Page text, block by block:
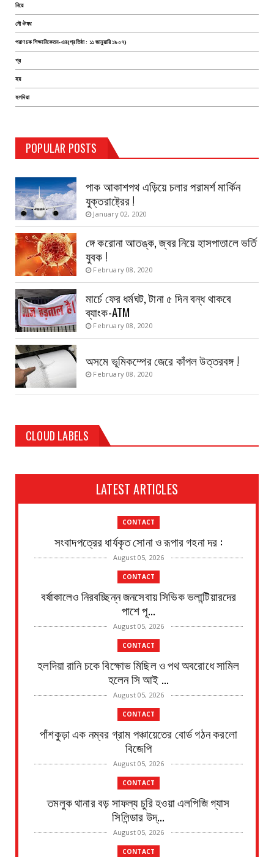
নিয়ে
নৌ ঔষধ
পরাণচক শিক্ষানিকেতন-এর(প্রতিষ্ঠা : ১১ জানুয়ারি ১৯০৭)
প্র
হয়
হলদিয়া
POPULAR POSTS
TEST PAGE
Haldia Bandar August 14, 2019
পাক আকাশপথ এড়িয়ে চলার পরামর্শ মার্কিন
যুক্তরাষ্ট্রের !
January 02, 2020
ঙ্গে করোনা আতঙ্ক, জ্বর নিয়ে হাসপাতালে ভর্তি
যুবক !
February 08, 2020
মার্চে ফের ধর্মঘট, টানা ৫ দিন বন্ধ থাকবে
ব্যাংক-ATM
February 08, 2020
অসমে ভূমিকম্পের জেরে কাঁপল উত্তরবঙ্গ !
February 08, 2020
CLOUD LABELS
LATEST ARTICLES
CONTACT
সংবাদপত্রের ধার্যকৃত সোনা ও রূপার গহনা দর :
August 05, 2026
CONTACT
বর্ষাকালেও নিরবচ্ছিন্ন জনসেবায় সিভিক ভলান্টিয়ারদের
পাশে পূ...
August 05, 2026
CONTACT
হলদিয়া রানি চকে বিক্ষোভ মিছিল ও পথ অবরোধে সামিল
হলেন সি আই ...
August 05, 2026
CONTACT
পাঁশকুড়া এক নম্বর গ্রাম পঞ্চায়েতের বোর্ড গঠন করলো
বিজেপি
August 05, 2026
CONTACT
তমলুক থানার বড় সাফল্য চুরি হওয়া এলপিজি গ্যাস
সিলিন্ডার উদ্...
August 05, 2026
CONTACT